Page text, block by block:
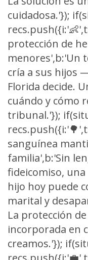
cuidadosa.'});
protección de
menores',b:'Un
cría a sus hijos
Florida decide.
cuándo y cómo
tribunal.'});
sanguínea
familia',b:'Sin
fideicomiso,
hijo hoy puede
marital y
La protección
incorporada en
creamos.'});